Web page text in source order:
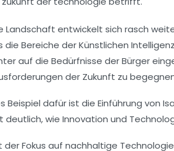
Landschaft entwickelt sich rasch
die Bereiche derKünstlichen
auf die Bedürfnisse der Bürger
der Zukunft zu
Beispiel dafür ist die Einführung von
deutlich, wie Innovation und
der Fokus auf nachhaltige